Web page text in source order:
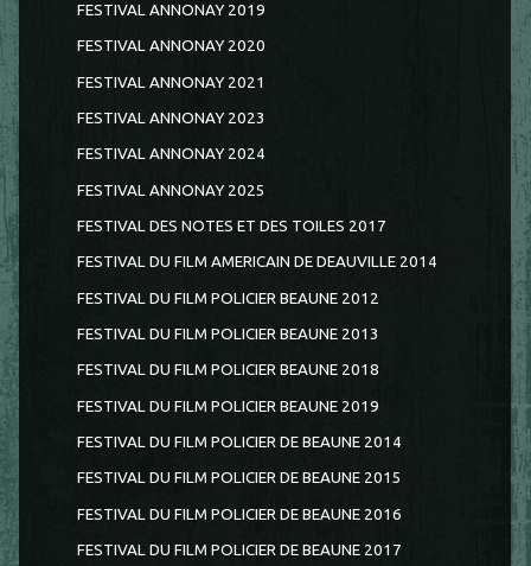
FESTIVAL ANNONAY 2019
FESTIVAL ANNONAY 2020
FESTIVAL ANNONAY 2021
FESTIVAL ANNONAY 2023
FESTIVAL ANNONAY 2024
FESTIVAL ANNONAY 2025
FESTIVAL DES NOTES ET DES TOILES 2017
FESTIVAL DU FILM AMERICAIN DE DEAUVILLE 2014
FESTIVAL DU FILM POLICIER BEAUNE 2012
FESTIVAL DU FILM POLICIER BEAUNE 2013
FESTIVAL DU FILM POLICIER BEAUNE 2018
FESTIVAL DU FILM POLICIER BEAUNE 2019
FESTIVAL DU FILM POLICIER DE BEAUNE 2014
FESTIVAL DU FILM POLICIER DE BEAUNE 2015
FESTIVAL DU FILM POLICIER DE BEAUNE 2016
FESTIVAL DU FILM POLICIER DE BEAUNE 2017